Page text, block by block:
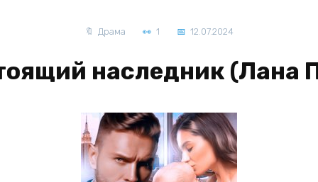
Драма 1 12.07.2024
наследник (Лана